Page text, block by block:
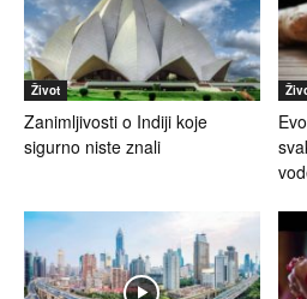
Život
Zanimljivosti o Indiji koje
sigurno niste znali